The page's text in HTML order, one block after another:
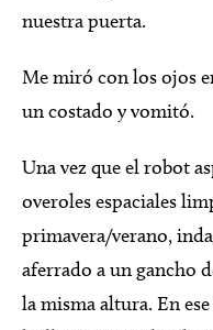
nuestra puerta.
Me miró con los ojos
un costado y vomitó.
Una vez que el robot
overoles espaciales
primavera/verano,
aferrado a un gancho
la misma altura. En